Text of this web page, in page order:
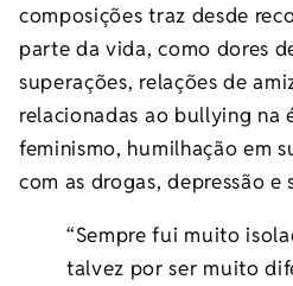
composições traz desde
parte da vida, como dores
superações, relações de
relacionadas ao bullying na
feminismo, humilhação em
com as drogas, depressão e
“Sempre fui muito
talvez por ser muito